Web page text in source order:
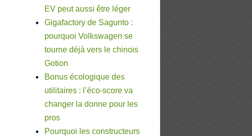
EV peut aussi être léger
Gigafactory de Sagunto :
pourquoi Volkswagen se
tourne déjà vers le chinois
Gotion
Bonus écologique des
utilitaires : l’éco-score va
changer la donne pour les
pros
Pourquoi les constructeurs